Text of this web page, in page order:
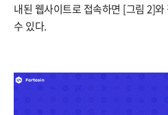
내된 웹사이트로 접속하면 [그림 2]
수 있다.